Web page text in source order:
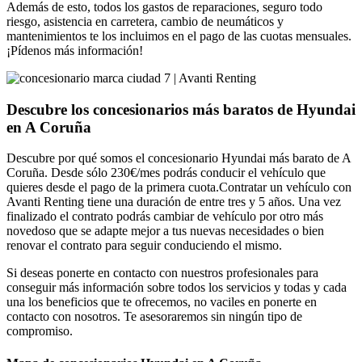
Además de esto, todos los gastos de reparaciones, seguro todo
riesgo, asistencia en carretera, cambio de neumáticos y
mantenimientos te los incluimos en el pago de las cuotas mensuales.
¡Pídenos más información!
Descubre los concesionarios más baratos de Hyundai
en A Coruña
Descubre por qué somos el concesionario Hyundai más barato de A
Coruña. Desde sólo 230€/mes podrás conducir el vehículo que
quieres desde el pago de la primera cuota.Contratar un vehículo con
Avanti Renting tiene una duración de entre tres y 5 años. Una vez
finalizado el contrato podrás cambiar de vehículo por otro más
novedoso que se adapte mejor a tus nuevas necesidades o bien
renovar el contrato para seguir conduciendo el mismo.
Si deseas ponerte en contacto con nuestros profesionales para
conseguir más información sobre todos los servicios y todas y cada
una los beneficios que te ofrecemos, no vaciles en ponerte en
contacto con nosotros. Te asesoraremos sin ningún tipo de
compromiso.